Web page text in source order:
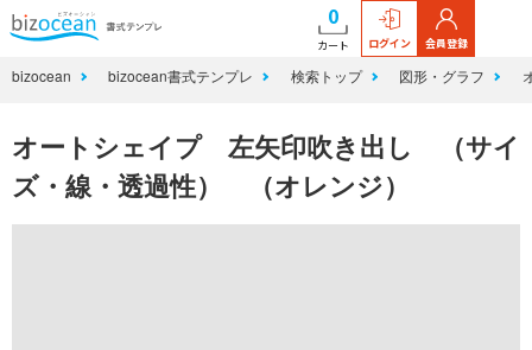
0
カート ログイン 会員登録
bizocean bizocean書式テンプレ 検索トップ 図形・グラフ
オートシェイプ 左矢印吹き出し （サイ
ズ・線・透過性） （オレンジ）